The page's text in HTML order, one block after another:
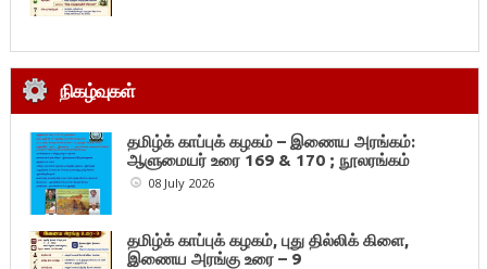
நிகழ்வுகள்
தமிழ்க் காப்புக் கழகம் – இணைய அரங்கம்:
ஆளுமையர் உரை 169 & 170 ; நூலரங்கம்
08 July 2026
தமிழ்க் காப்புக் கழகம், புது தில்லிக் கிளை,
இணைய அரங்கு உரை – 9